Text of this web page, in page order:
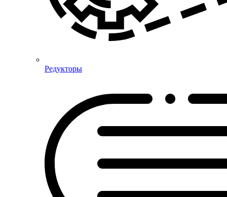
Редукторы